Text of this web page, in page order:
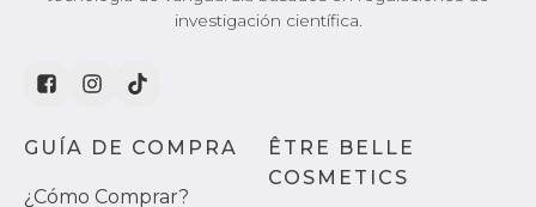
investigación científica.
GUÍA DE COMPRA
¿Cómo Comprar?
ÊTRE BELLE
COSMETICS